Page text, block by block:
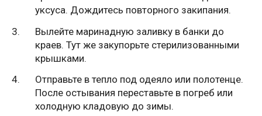
уксуса. Дождитесь повторного закипания.
Вылейте маринадную заливку в банки до
краев. Тут же закупорьте стерилизованными
крышками.
Отправьте в тепло под одеяло или полотенце.
После остывания переставьте в погреб или
холодную кладовую до зимы.